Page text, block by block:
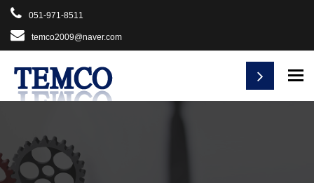
051-971-8511
temco2009@naver.com